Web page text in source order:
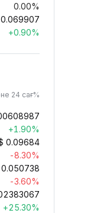
0.00%
0.069907
+0.90%
24 сағ%
+1.90%
0.09684
-8.30%
0.050738
-3.60%
+25.30%